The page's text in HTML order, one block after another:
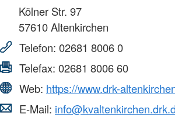
Kölner Str. 97
57610Altenkirchen
Telefon: 02681 8006 0
Telefax: 02681 8006 60
Web: https://www.drk-
E-Mail: